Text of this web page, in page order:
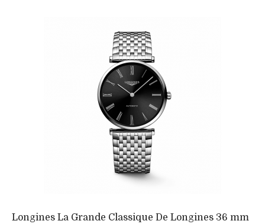
Longines La Grande Classique De Longines 36 mm